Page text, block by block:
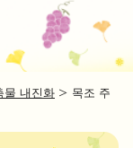
물 내진화 > 목조 주